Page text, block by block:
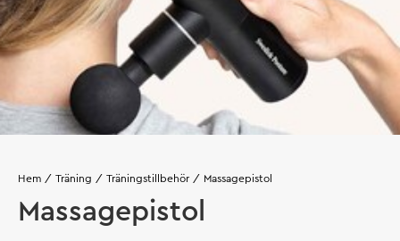
Hem Träning Träningstillbehör Massagepistol
Massagepistol